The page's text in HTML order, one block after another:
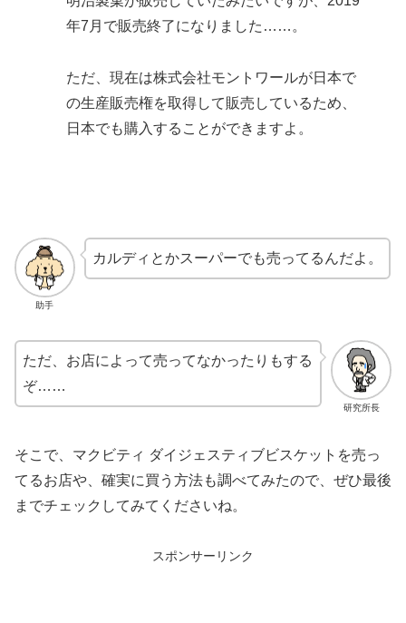
年7月で販売終了になりました……。
ただ、現在は株式会社モントワールが日本で
の生産販売権を取得して販売しているため、
日本でも購入することができますよ。
助手
カルディとかスーパーでも売ってるんだよ。
研究所長
ただ、お店によって売ってなかったりもする
ぞ……
そこで、マクビティ ダイジェスティブビスケットを売っ
てるお店や、確実に買う方法も調べてみたので、ぜひ最後
までチェックしてみてくださいね。
スポンサーリンク